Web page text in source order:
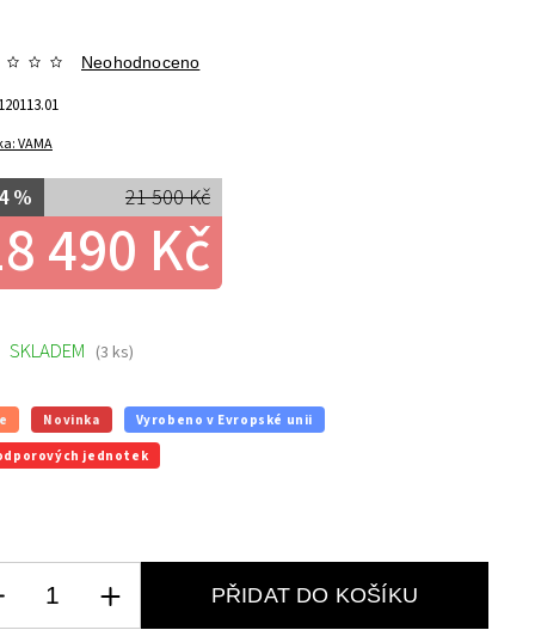
VAMA
Neohodnoceno
21 500 Kč
%
490 Kč
120113.01
Novinka
Vyrobeno v Evropské unii
jednotek
SKLADEM (3 ks)
PŘIDAT DO KOŠÍKU